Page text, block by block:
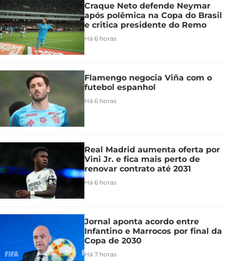
Craque Neto defende Neymar
após polêmica na Copa do Brasil
e critica presidente do Remo
Há 6 horas
Flamengo negocia Viña com o
futebol espanhol
Há 6 horas
Real Madrid aumenta oferta por
Vini Jr. e fica mais perto de
renovar contrato até 2031
Há 6 horas
Jornal aponta acordo entre
Infantino e Marrocos por final da
Copa de 2030
Há 7 horas